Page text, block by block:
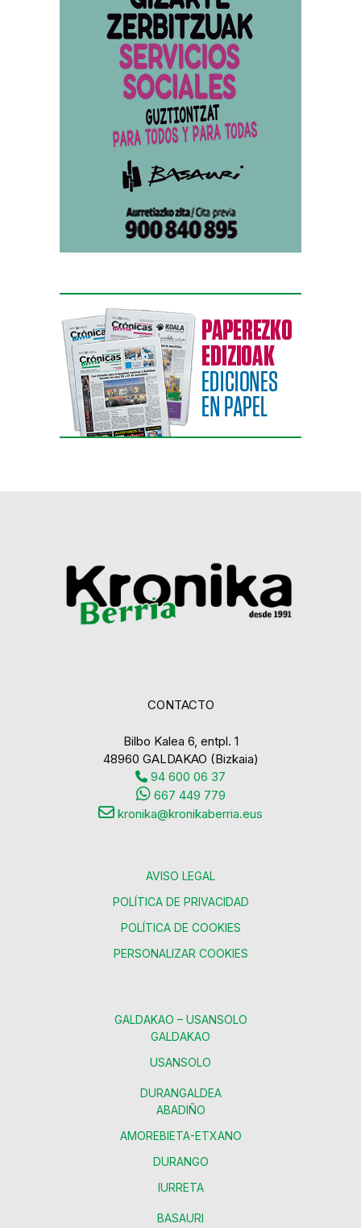
CONTACTO
Bilbo Kalea 6, entpl. 1
48960 GALDAKAO (Bizkaia)
94 600 06 37
667 449 779
kronika@kronikaberria.eus
AVISO LEGAL
POLÍTICA DE PRIVACIDAD
POLÍTICA DE COOKIES
PERSONALIZAR COOKIES
GALDAKAO – USANSOLO
GALDAKAO
USANSOLO
DURANGALDEA
ABADIÑO
AMOREBIETA-ETXANO
DURANGO
IURRETA
BASAURI